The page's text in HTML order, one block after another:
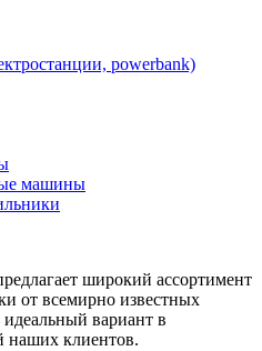
powerbank)
машины
широкий ассортимент
от всемирно известных
вариант в
наших клиентов.